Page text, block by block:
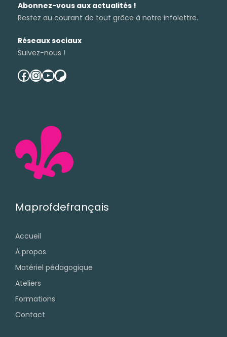
Abonnez-vous aux actualités !
Restez au courant de tout grâce à notre infolettre.
Réseaux sociaux
Suivez-nous !
facebook
instagram
youtube
patreon
Maprofdefrançais
Accueil
À propos
Matériel pédagogique
Ateliers
Formations
Contact